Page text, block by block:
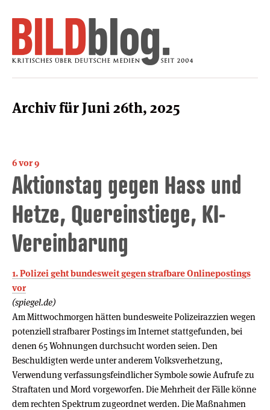
Archiv für Juni 26th, 2025
6 vor 9
Aktionstag gegen Hass und
Hetze, Quereinstiege, KI-
Vereinbarung
1. Polizei geht bundesweit gegen strafbare Onlinepostings
vor
(spiegel.de)
Am Mittwochmorgen hätten bundesweite Polizeirazzien wegen
potenziell strafbarer Postings im Internet stattgefunden, bei
denen 65 Wohnungen durchsucht worden seien. Den
Beschuldigten werde unter anderem Volksverhetzung,
Verwendung verfassungsfeindlicher Symbole sowie Aufrufe zu
Straftaten und Mord vorgeworfen. Die Mehrheit der Fälle könne
dem rechten Spektrum zugeordnet werden. Die Maßnahmen